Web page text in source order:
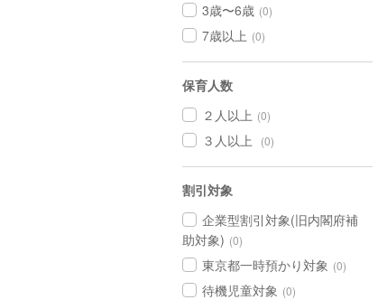
3歳〜6歳 (0)
7歳以上 (0)
保育人数
２人以上 (0)
３人以上 (0)
割引対象
企業型割引対象(旧内閣府補
助対象) (0)
東京都一時預かり対象 (0)
待機児童対象 (0)